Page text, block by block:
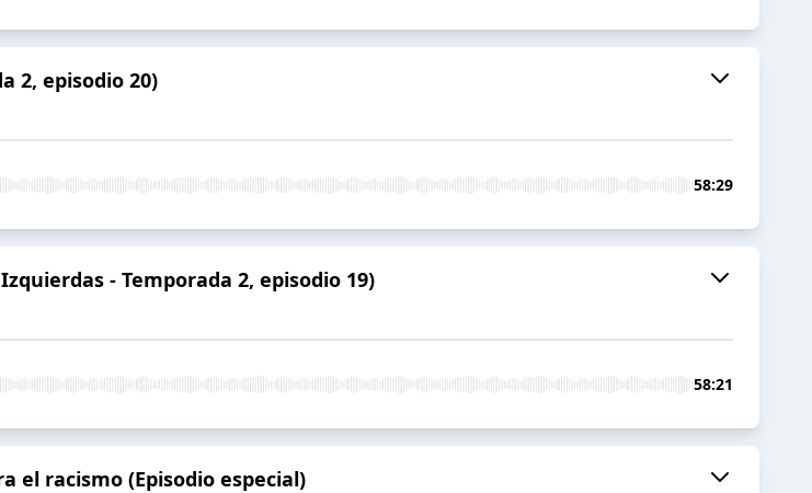
2, episodio 20)
58:29
- Temporada 2, episodio 19)
58:21
el racismo (Episodio especial)